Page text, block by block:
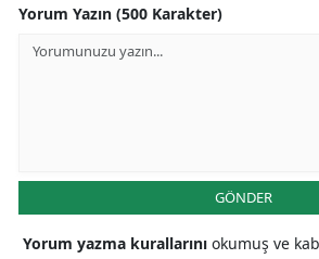
Yorum Yazın (500 Karakter)
GÖNDER
Yorum yazma kurallarını okumuş ve